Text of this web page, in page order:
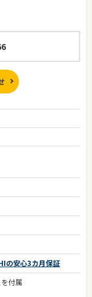
の安心3カ月保証
付属